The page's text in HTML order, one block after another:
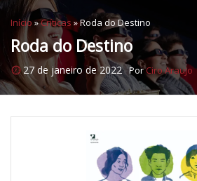
Início »Críticas »Roda do Destino
Roda do Destino
27 de janeiro de 2022 PorCiro Araujo